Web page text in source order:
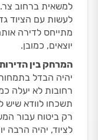
למשאית ברחוב
לעשות עם הציוד
מתייחס לדירה
יוצאים, כמובן.
המרחק בין
יהיה הבדל
רחובות לא יעלה
תשכחו לוודא שיש
רק ביטוח עבור
לציוד, יהיה הרבה